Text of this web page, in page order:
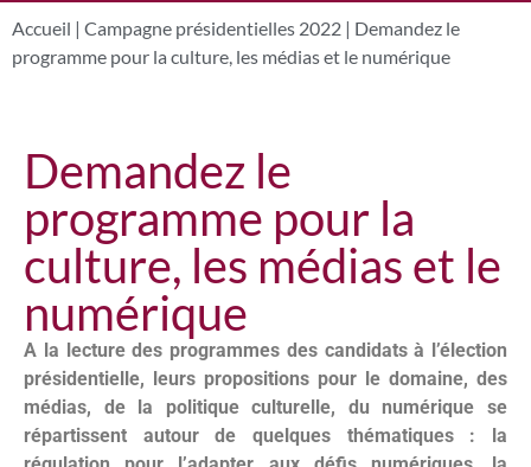
Accueil | Campagne présidentielles 2022 | Demandez le
programme pour la culture, les médias et le numérique
Demandez le
programme pour la
culture, les médias et le
numérique
A la lecture des programmes des candidats à l’élection
présidentielle, leurs propositions pour le domaine, des
médias, de la politique culturelle, du numérique se
répartissent autour de quelques thématiques : la